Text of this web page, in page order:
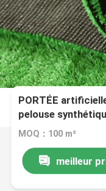
PORTÉE
pelouse
MOQ：100 m²
meilleur